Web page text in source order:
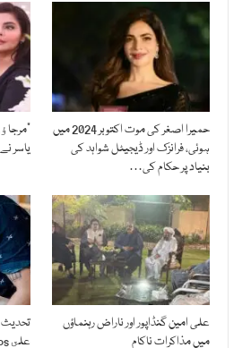
حمیرا اصغر کی موت اکتوبر 2024 میں
ہوئی، فرانزک اور ڈیجیٹل شواہد کی
بنیاد پر حکام کی…
یاسر
علی امین گنڈاپور اور ناراض رہنماؤں
میں مذاکرات ناکام
تحديث
على ios